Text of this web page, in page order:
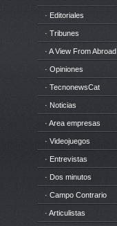
· Editoriales
· Tribunes
· A View From Abroad
· Opiniones
· TecnonewsCat
· Noticias
· Area empresas
· Videojuegos
· Entrevistas
· Dos minutos
· Campo Contrario
· Articulistas